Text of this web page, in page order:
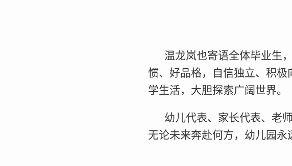
温龙岚也寄语全体毕业生
惯、好品格，自信独立、积
学生活，大胆探索广阔世界。
幼儿代表、家长代表、老
无论未来奔赴何方，幼儿园永